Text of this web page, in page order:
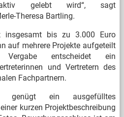
gelebt wird“, sagt
Theresa Bartling.
insgesamt bis zu 3.000 Euro
auf mehrere Projekte aufgeteilt
entscheidet ein
und Vertretern des
Fachpartnern.
genügt ein ausgefülltes
kurzen Projektbeschreibung